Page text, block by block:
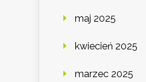
maj 2025
kwiecień 2025
marzec 2025